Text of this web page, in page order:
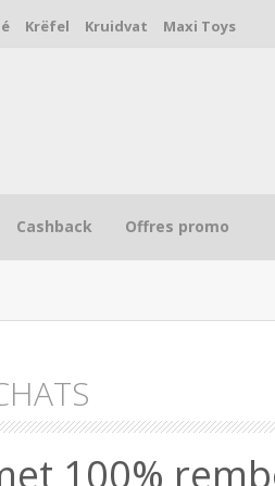
Krëfel Kruidvat Maxi Toys
Cashback Offres promo
100%